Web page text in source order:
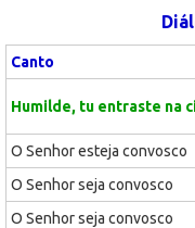
Canto
Humilde, tu entraste na
O Senhor esteja convosco
O Senhor seja convosco
O Senhor seja convosco